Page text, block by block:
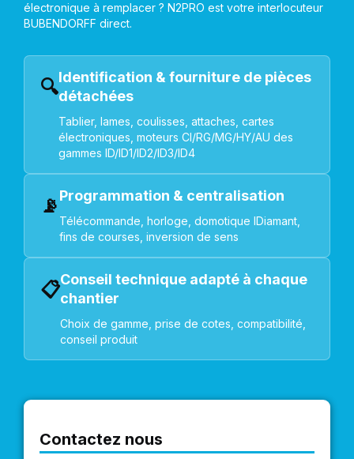
électronique à remplacer ? N2PRO est votre interlocuteur
BUBENDORFF direct.
🔍Identification & fourniture de pièces
détachées
Tablier, lames, coulisses, attaches, cartes
électroniques, moteurs CI/RG/MG/HY/AU des
gammes ID/ID1/ID2/ID3/ID4
📡Programmation & centralisation
Télécommande, horloge, domotique IDiamant,
fins de courses, inversion de sens
📋Conseil technique adapté à chaque
chantier
Choix de gamme, prise de cotes, compatibilité,
conseil produit
Contactez nous